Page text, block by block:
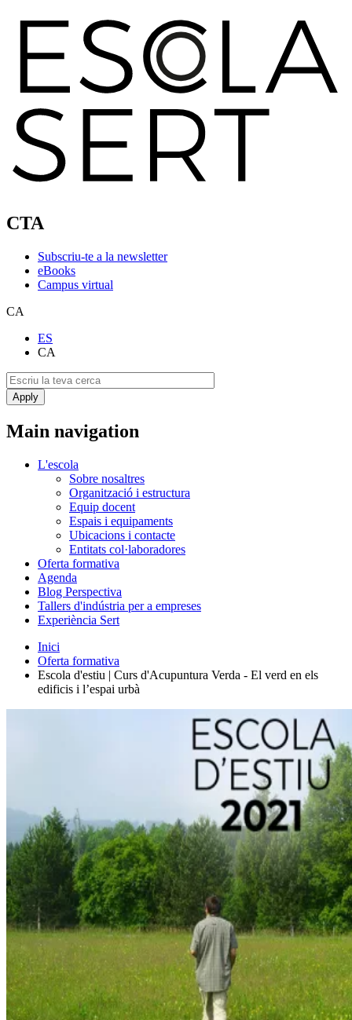
CTA
Subscriu-te a la newsletter
eBooks
Campus virtual
CA
ES
CA
Main navigation
L'escola
Sobre nosaltres
Organització i estructura
Equip docent
Espais i equipaments
Ubicacions i contacte
Entitats col·laboradores
Oferta formativa
Agenda
Blog Perspectiva
Tallers d'indústria per a empreses
Experiència Sert
Inici
Oferta formativa
Escola d'estiu | Curs d'Acupuntura Verda - El verd en els
edificis i l’espai urbà